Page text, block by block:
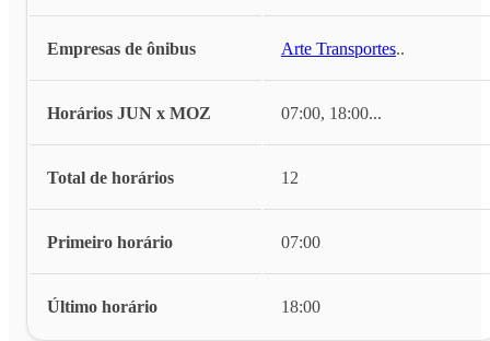
Empresas de ônibus Arte Transportes...
Horários JUN x MOZ 07:00, 18:00...
Total de horários 12
Primeiro horário 07:00
Último horário 18:00